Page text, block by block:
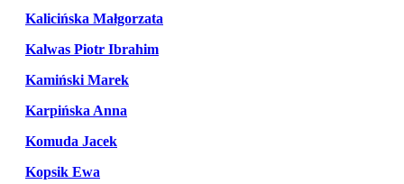
Kalicińska Małgorzata
Kalwas Piotr Ibrahim
Kamiński Marek
Karpińska Anna
Komuda Jacek
Kopsik Ewa